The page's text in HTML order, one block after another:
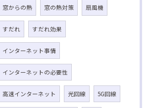
窓からの熱 窓の熱対策 扇風機
すだれ すだれ効果
インターネット事情
インターネットの必要性
高速インターネット 光回線 5G回線